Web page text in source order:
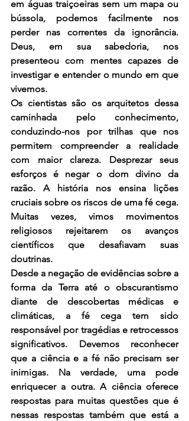
em águas traiçoeiras sem um mapa ou
bússola, podemos facilmente nos
perder nas correntes da ignorância.
Deus, em sua sabedoria, nos
presenteou com mentes capazes de
investigar e entender o mundo em que
vivemos.
Os cientistas são os arquitetos dessa
caminhada pelo conhecimento,
conduzindo-nos por trilhas que nos
permitem compreender a realidade
com maior clareza. Desprezar seus
esforços é negar o dom divino da
razão. A história nos ensina lições
cruciais sobre os riscos de uma fé cega.
Muitas vezes, vimos movimentos
religiosos rejeitarem os avanços
científicos que desafiavam suas
doutrinas.
Desde a negação de evidências sobre a
forma da Terra até o obscurantismo
diante de descobertas médicas e
climáticas, a fé cega tem sido
responsável por tragédias e retrocessos
significativos. Devemos reconhecer
que a ciência e a fé não precisam ser
inimigas. Na verdade, uma pode
enriquecer a outra. A ciência oferece
respostas para muitas questões que é
nessas respostas também que está a